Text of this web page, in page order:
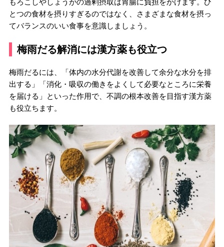
もろこしやしょうがの過剰摂取は胃腸に負担をかけます。ひ
とつの食材を摂りすぎるのではなく、さまざまな食材を摂っ
てバランスのいい食事を意識しましょう。
梅雨だる解消には漢方薬も役立つ
梅雨だるには、「体内の水分代謝を改善して余分な水分を排
出する」「消化・吸収の働きをよくして必要なところに栄養
を届ける」といった作用で、不調の根本改善を目指す漢方薬
も役立ちます。